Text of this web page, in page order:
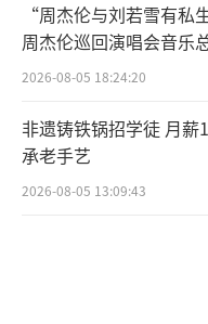
公诉机关认为
目的，虚构事实
元，数额特别巨大
共和国刑法》第
诈骗罪追究其刑
刑12年，并处罚金。
“周杰伦与刘若雪有私
周杰伦巡回演唱会音乐
2026-08-05 18:24:20
非遗铸铁锅招学徒 月薪
承老手艺
2026-08-05 13:09:43